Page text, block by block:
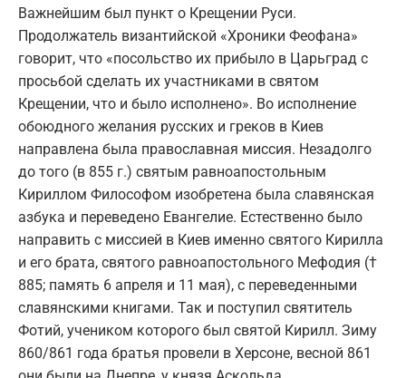
Важнейшим был пункт о Крещении Руси.
Продолжатель византийской «Хроники Феофана»
говорит, что «посольство их прибыло в Царьград с
просьбой сделать их участниками в святом
Крещении, что и было исполнено». Во исполнение
обоюдного желания русских и греков в Киев
направлена была православная миссия. Незадолго
до того (в 855 г.) святым равноапостольным
Кириллом Философом изобретена была славянская
азбука и переведено Евангелие. Естественно было
направить с миссией в Киев именно святого Кирилла
и его брата, святого равноапостольного Мефодия (†
885; память 6 апреля и 11 мая), с переведенными
славянскими книгами. Так и поступил святитель
Фотий, учеником которого был святой Кирилл. Зиму
860/861 года братья провели в Херсоне, весной 861